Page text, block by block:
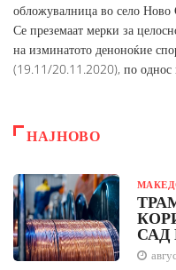
обложувалница во село
Се преземаат мерки за
на изминатото деноноќие
(19.11/20.11.2020), по однос
НАЈНОВО
САД